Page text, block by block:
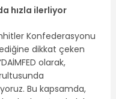
hızla ilerliyor
Konfederasyonu
dikkat çeken
olarak,
Bu kapsamda,